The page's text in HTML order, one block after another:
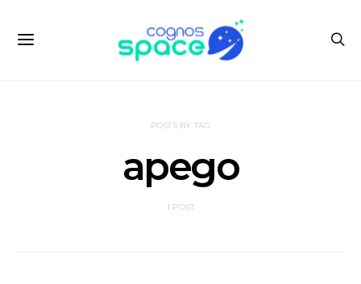
POSTS BY TAG
apego
1 POST